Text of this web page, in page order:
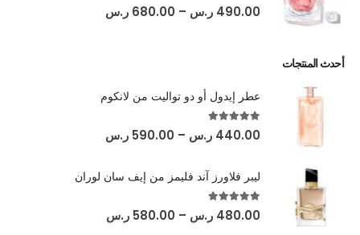
5.00
out of 5
490.00 ر.س –
680.00 ر.س
أحدث المنتجات
عطر إيدول أو دو تواليت من لانكوم
5.00
out of 5
440.00 ر.س –
590.00 ر.س
ليبر فلاورز آند فليمز من إيف سان لوران
5.00
out of 5
480.00 ر.س –
580.00 ر.س